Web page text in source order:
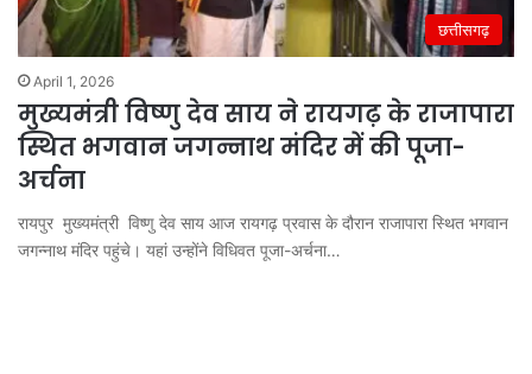
छत्तीसगढ़
April 1, 2026
मुख्यमंत्री विष्णु देव साय ने रायगढ़ के राजापारा
स्थित भगवान जगन्नाथ मंदिर में की पूजा-
अर्चना
रायपुर मुख्यमंत्री विष्णु देव साय आज रायगढ़ प्रवास के दौरान राजापारा स्थित भगवान
जगन्नाथ मंदिर पहुंचे। यहां उन्होंने विधिवत पूजा-अर्चना…